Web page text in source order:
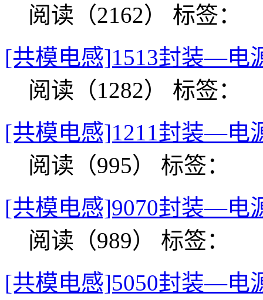
阅读（2162） 标签：
[共模电感]1513封装—电
阅读（1282） 标签：
[共模电感]1211封装—电
阅读（995） 标签：
[共模电感]9070封装—电
阅读（989） 标签：
[共模电感]5050封装—电